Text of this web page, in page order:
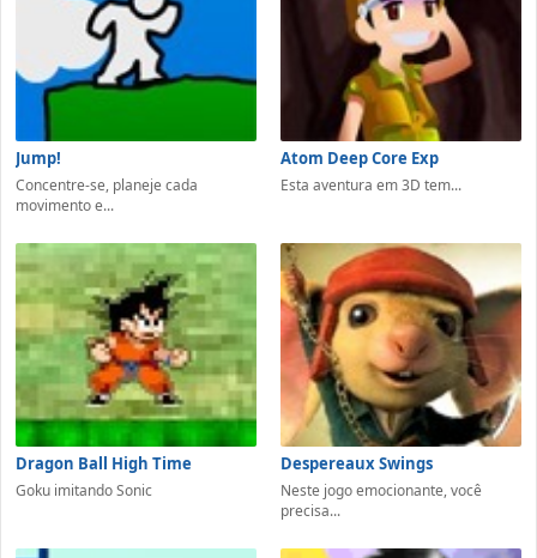
Jump!
Concentre-se, planeje cada
movimento e...
Atom Deep Core Exp
Esta aventura em 3D tem...
Dragon Ball High Time
Goku imitando Sonic
Despereaux Swings
Neste jogo emocionante, você
precisa...